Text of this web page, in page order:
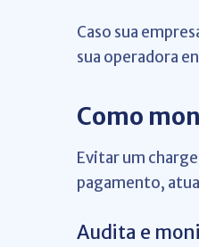
Caso sua
sua operadora
Como
Evitar um
pagamento,
Audita e